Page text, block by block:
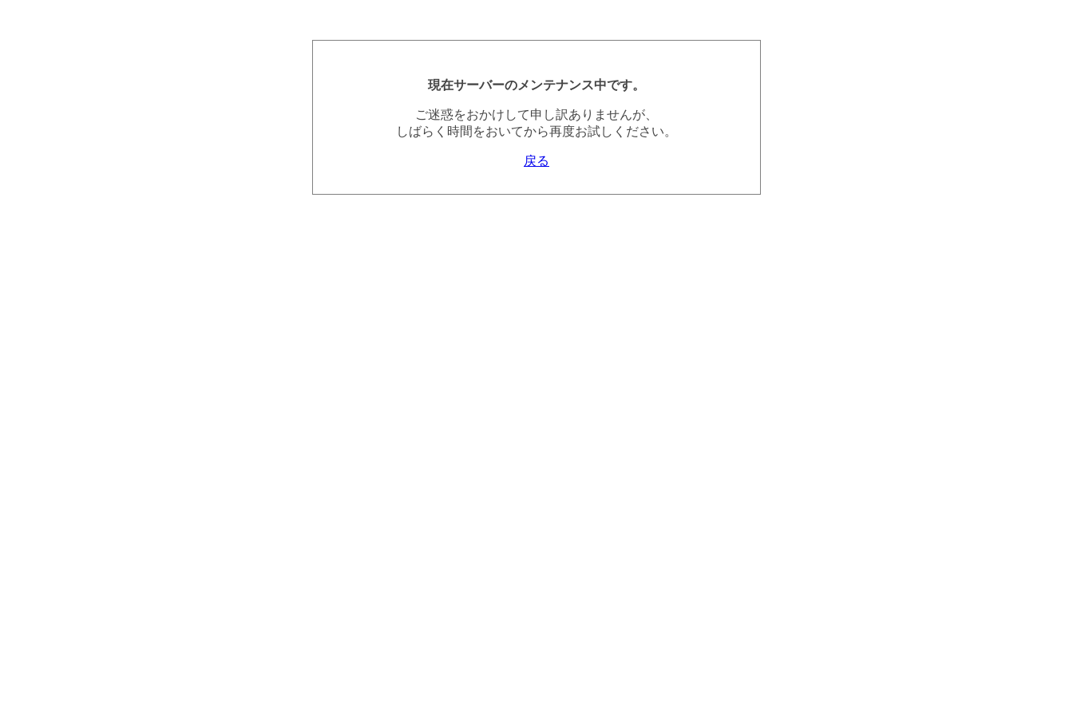
現在サーバーのメンテナンス中です。
ご迷惑をおかけして申し訳ありませんが、
しばらく時間をおいてから再度お試しください。
戻る